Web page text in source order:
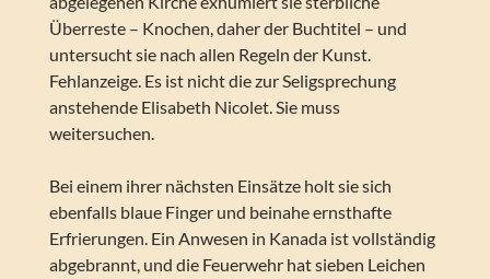
Überreste – Knochen, daher der Buchtitel – und
untersucht sie nach allen Regeln der Kunst.
Fehlanzeige. Es ist nicht die zur Seligsprechung
anstehende Elisabeth Nicolet. Sie muss
weitersuchen.
Bei einem ihrer nächsten Einsätze holt sie sich
ebenfalls blaue Finger und beinahe ernsthafte
Erfrierungen. Ein Anwesen in Kanada ist vollständig
abgebrannt, und die Feuerwehr hat sieben Leichen